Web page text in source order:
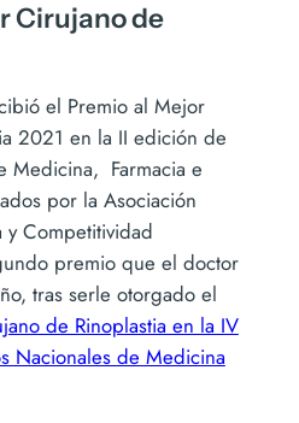
Cirujano de
el Premio al Mejor
2021 en la II edición de
Medicina, Farmacia e
por la Asociación
y Competitividad
premio que el doctor
tras serle otorgado el
de Rinoplastia en la IV
Nacionales de Medicina